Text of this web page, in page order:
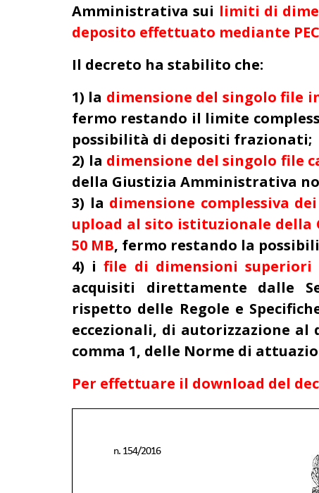
Amministrativa sui limiti di
deposito effettuato mediante PEC
Il decreto ha stabilito che:
1) la dimensione del singolo file
fermo restando il limite
possibilità di depositi frazionati;
2) la dimensione del singolo file
della Giustizia Amministrativa
3) la dimensione complessiva
upload al sito istituzionale
50 MB, fermo restando la
4) ifile di dimensioni superiori
acquisiti direttamente dalle
rispetto delle Regole e
eccezionali, di autorizzazione
comma 1, delle Norme di
Per effettuare il download del